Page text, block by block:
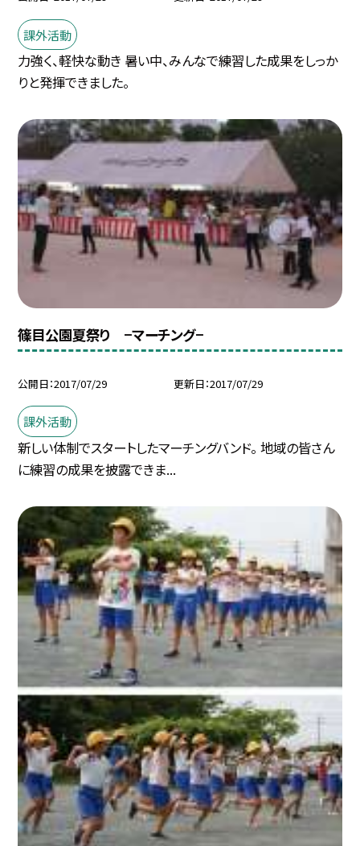
課外活動
力強く、軽快な動き 暑い中、みんなで練習した成果をしっか
りと発揮できました。
篠目公園夏祭り −マーチング−
公開日 2017/07/29 更新日 2017/07/29
課外活動
新しい体制でスタートしたマーチングバンド。 地域の皆さん
に練習の成果を披露できま...